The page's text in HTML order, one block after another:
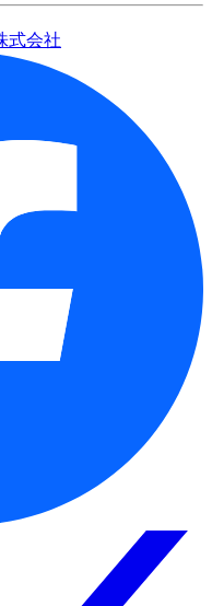
式会社